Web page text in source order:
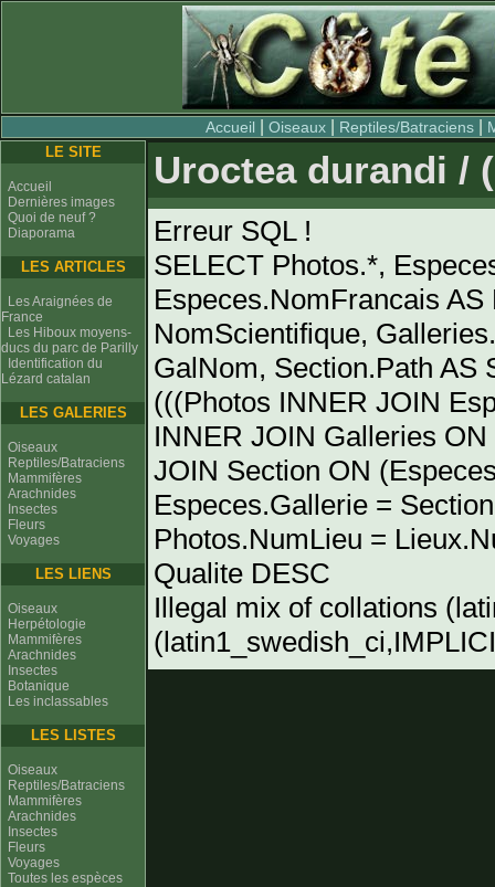
Accueil |Oiseaux Reptiles/Batraciens
LE SITE
Accueil
Dernières images
Quoi de neuf ?
Diaporama
LES ARTICLES
Les Araignées de
France
Les Hiboux moyens-
ducs du parc de Parilly
Identification du
Lézard catalan
LES GALERIES
Oiseaux
Reptiles/Batraciens
Mammifères
Arachnides
Insectes
Fleurs
Voyages
LES LIENS
Oiseaux
Herpétologie
Mammifères
Arachnides
Insectes
Botanique
Les inclassables
LES LISTES
Oiseaux
Reptiles/Batraciens
Mammifères
Arachnides
Insectes
Fleurs
Voyages
Toutes les espèces
Uroctea durandi / (
Erreur SQL !
SELECT Photos.*,
Especes.NomFrancais
NomScientifique,
GalNom, Section.Path AS
(((Photos INNER JOIN
INNER JOIN Galleries
JOIN Section ON
Especes.Gallerie =
Photos.NumLieu =
Qualite DESC
Illegal mix of collations